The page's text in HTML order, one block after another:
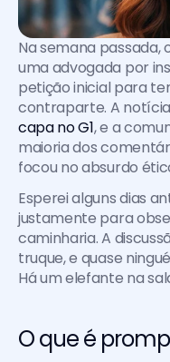
Na semana passada,
uma advogada por
petição inicial para
contraparte. A
capa no G1, e a
maioria dos
focou no absurdo
Esperei alguns dias
justamente para
caminharia. A
truque, e quase
Há um elefante na
O que é